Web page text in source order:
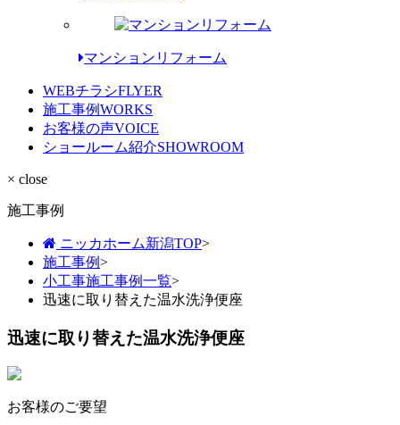
マンションリフォーム
WEBチラシFLYER
施工事例WORKS
お客様の声VOICE
ショールーム紹介SHOWROOM
× close
施工事例
ニッカホーム新潟TOP>
施工事例>
小工事施工事例一覧>
迅速に取り替えた温水洗浄便座
迅速に取り替えた温水洗浄便座
お客様のご要望